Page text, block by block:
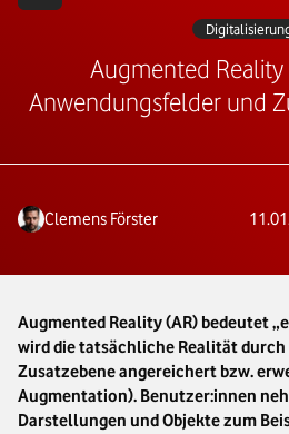
Augmented
Anwendungsfelder und
Clemens Förster
Augmented Reality (AR) bedeutet
wird die tatsächliche Realität
Zusatzebene angereichert bzw.
Augmentation). Benutzer:innen
Darstellungen und Objekte zum